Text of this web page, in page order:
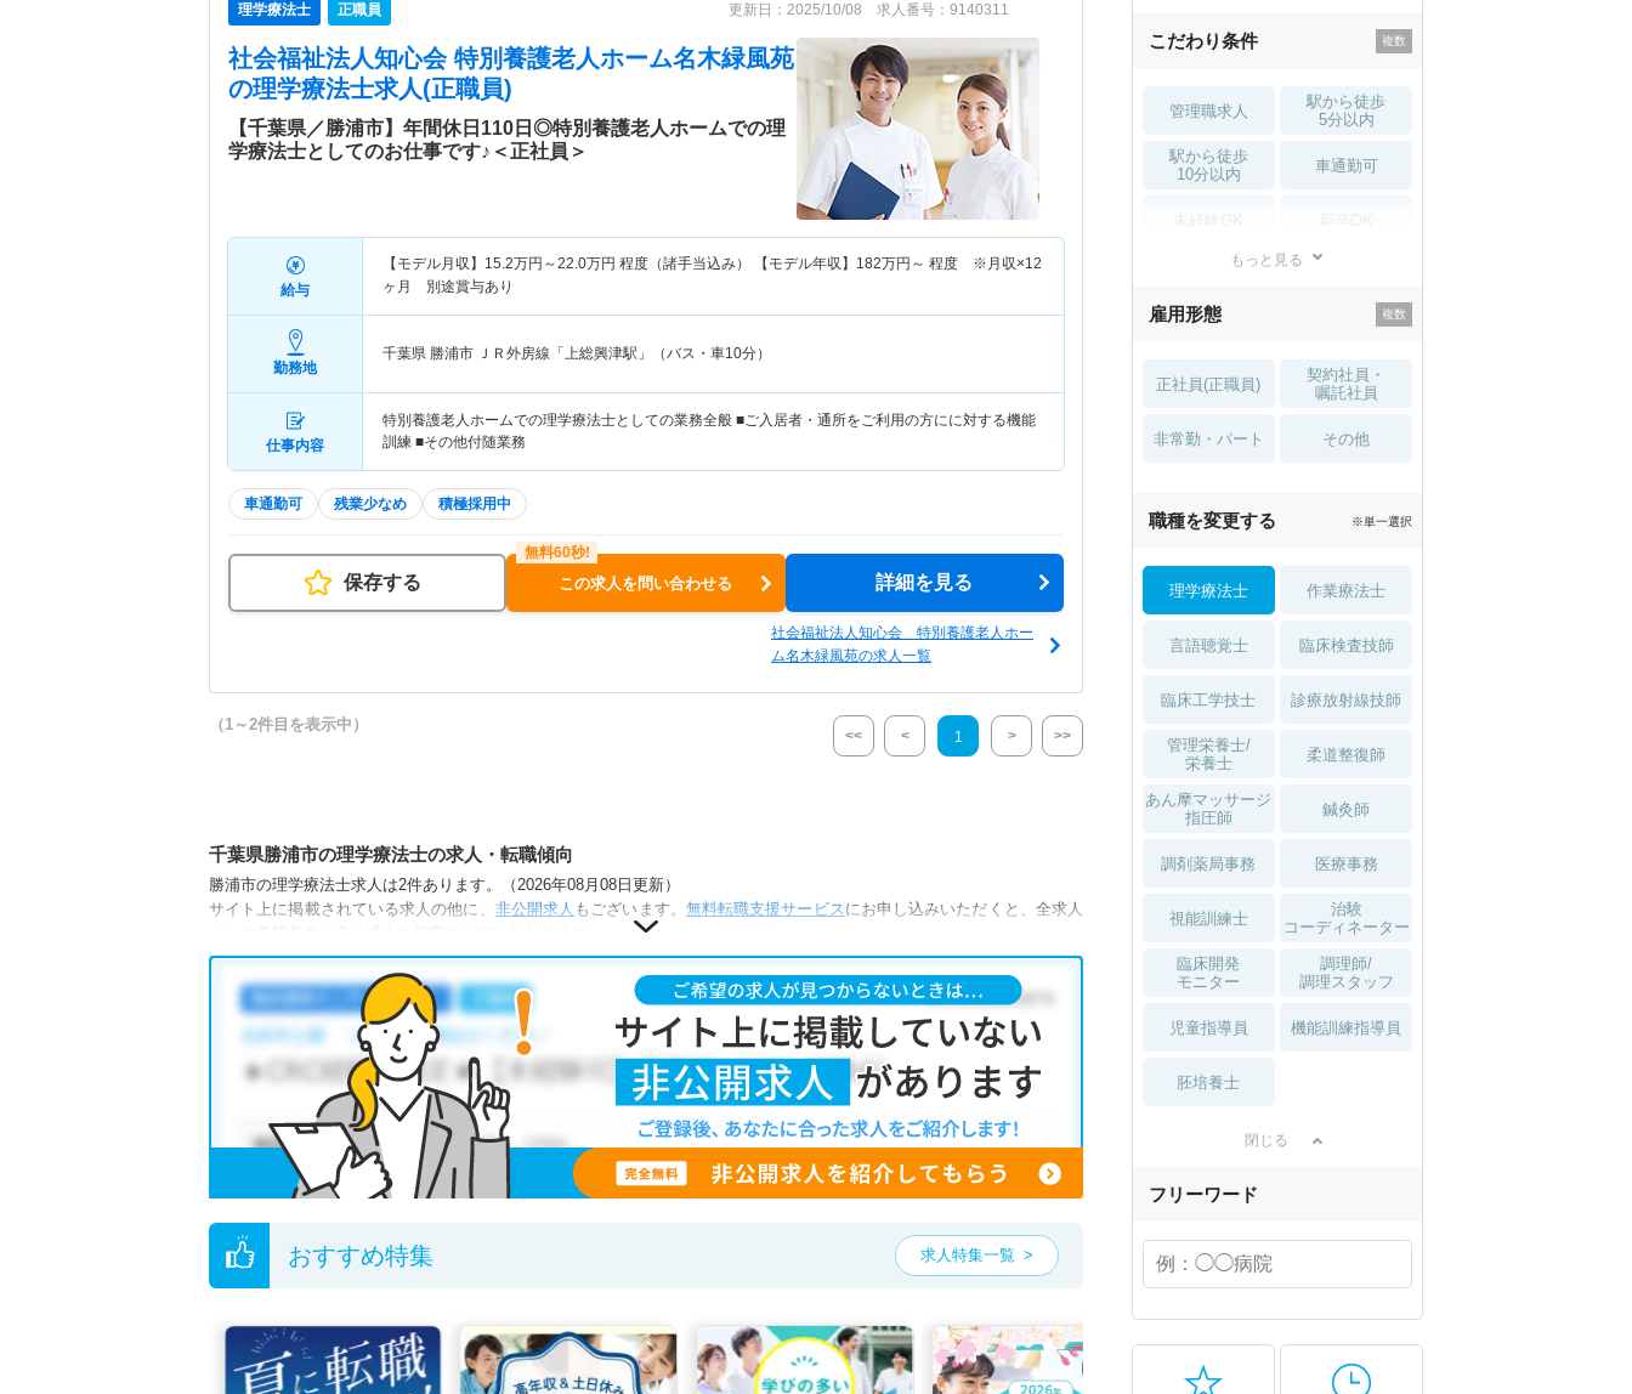
理学療法士 正職員 更新日：2025/10/08 求人番号：9140311
社会福祉法人知心会 特別養護老人ホーム名木緑風苑
の理学療法士求人(正職員)
【千葉県／勝浦市】年間休日110日◎特別養護老人ホームでの理
学療法士としてのお仕事です♪＜正社員＞
給与
【モデル月収】 15.2万円～22.0万円 程度（諸手当込み） 【モデル年収】 182万円～ 程度 ※月収×12
ヶ月 別途賞与あり
勤務地
千葉県 勝浦市 ＪＲ外房線「上総興津駅」（バス・車10分）
仕事内容
特別養護老人ホームでの理学療法士としての業務全般 ■ご入居者・通所をご利用の方にに対する機能
訓練 ■その他付随業務
車通勤可 残業少なめ 積極採用中
保存する この求人を問い合わせる 詳細を見る
社会福祉法人知心会 特別養護老人ホー
ム名木緑風苑の求人一覧
（1～2件目を表示中）
<< < 1 > >>
千葉県勝浦市の理学療法士の求人・転職傾向
勝浦市の理学療法士求人は2件あります。（2026年08月08日更新）
サイト上に掲載されている求人の他に、 非公開求人 もございます。 無料転職支援サービス にお申し込みいただくと、全求人
勝浦市の理学療法士求人では以下のような条件が人気です。
積極採用中・新卒OK ・ 残業少なめ・正社員(正職員)・クリニック・介護福祉施設
他の条件でも人気の求人がございますので、「こだわり条件」から検索いただくか、お気軽にお問い合わせください。
全国の理学療法士求人から検索いただくことも可能です。
無料転職支援サービスにお申し込みいただくと、ご希望条件をヒアリングした上で求人をご提案いたします。
ご希望条件がまだ定まっていない方は
人気の希望条件をピックアップした求人特集をぜひご活用ください。
転職支援の他、情報収集や募集状況の確認も、お気軽にご相談ください。
おすすめ特集 求人特集一覧
こだわり条件
管理職求人
駅から徒歩
5分以内
駅から徒歩
10分以内
車通勤可
住宅手当・補助
土日祝休 無資格 OK
積極採用中 WEB面接OK
もっと見る
雇用形態
正社員(正職員)
契約社員・
嘱託社員
非常勤・パート その他
職種を変更する ※単一選択
理学療法士 作業療法士
言語聴覚士 臨床検査技師
臨床工学技士 診療放射線技師
管理栄養士/
栄養士
柔道整復師
あん摩マッサージ
指圧師
鍼灸師
調剤薬局事務 医療事務
視能訓練士
治験
コーディネーター
臨床開発
モニター
調理師/
調理スタッフ
児童指導員 機能訓練指導員
胚培養士
閉じる
フリーワード